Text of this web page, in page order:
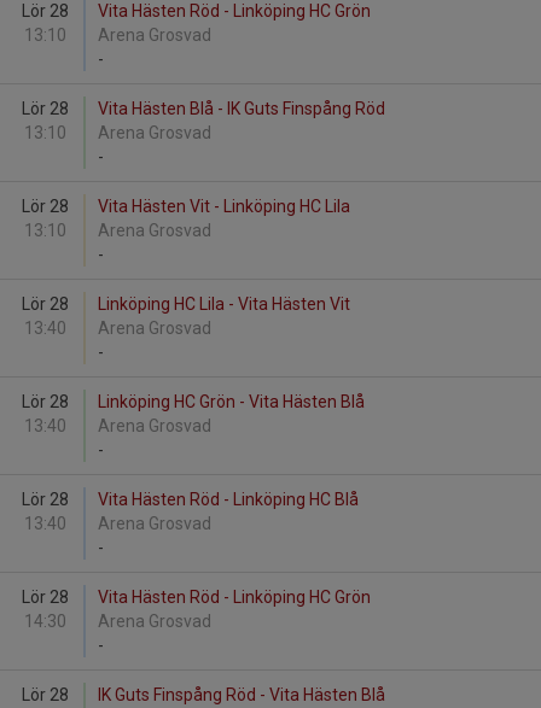
Lör 28
13:10
Vita Hästen Röd - Linköping HC Grön
Arena Grosvad
-
Lör 28
13:10
Vita Hästen Blå - IK Guts Finspång Röd
Arena Grosvad
-
Lör 28
13:10
Vita Hästen Vit - Linköping HC Lila
Arena Grosvad
-
Lör 28
13:40
Linköping HC Lila - Vita Hästen Vit
Arena Grosvad
-
Lör 28
13:40
Linköping HC Grön - Vita Hästen Blå
Arena Grosvad
-
Lör 28
13:40
Vita Hästen Röd - Linköping HC Blå
Arena Grosvad
-
Lör 28
14:30
Vita Hästen Röd - Linköping HC Grön
Arena Grosvad
-
Lör 28
IK Guts Finspång Röd - Vita Hästen Blå